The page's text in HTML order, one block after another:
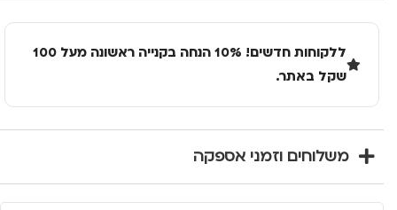
ללקוחות חדשים! 10% הנחה בקנייה ראשונה מעל 100
שקל באתר.
משלוחים וזמני אספקה